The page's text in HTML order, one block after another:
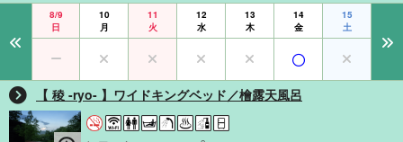
8/9
日
10
月
11
火
12
水
13
木
14
金
15
土
【 稜 -ryo- 】ワイドキングベッド／檜露天風呂